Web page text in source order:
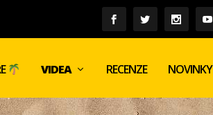
VIDEA RECENZE NOVINKY